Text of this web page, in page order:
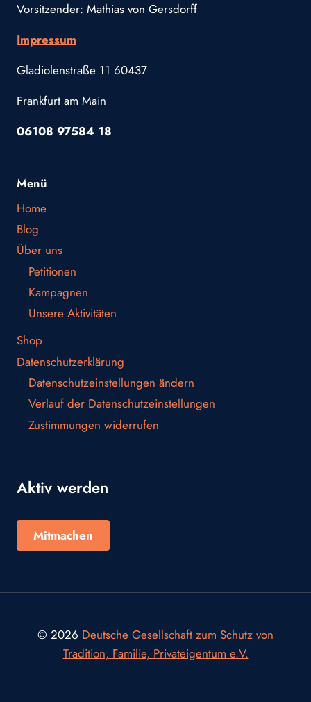
Vorsitzender: Mathias von Gersdorff
Impressum
Gladiolenstraße 11 60437
Frankfurt am Main
06108 97584 18
Menü
Home
Blog
Über uns
Petitionen
Kampagnen
Unsere Aktivitäten
Shop
Datenschutzerklärung
Datenschutzeinstellungen ändern
Verlauf der Datenschutzeinstellungen
Zustimmungen widerrufen
Aktiv werden
Mitmachen
© 2026 Deutsche Gesellschaft zum Schutz von
Tradition, Familie, Privateigentum e.V.